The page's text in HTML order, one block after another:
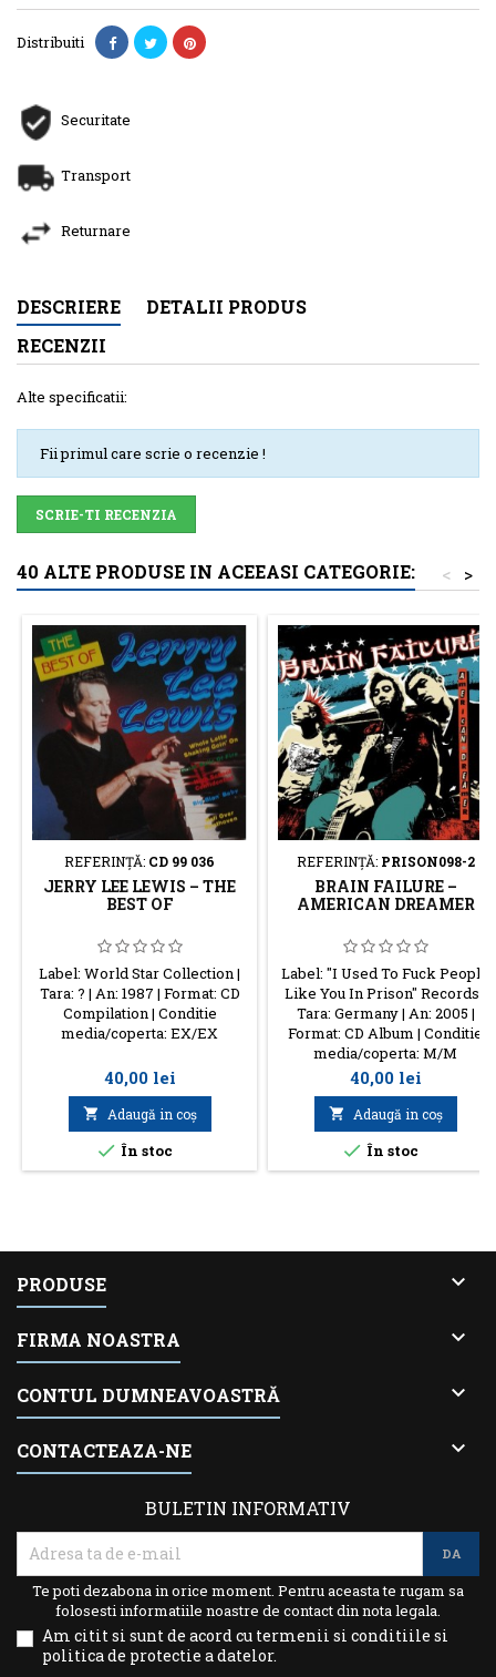
Distribuiti
Securitate
Transport
Returnare
DESCRIERE
DETALII PRODUS
RECENZII
Alte specificatii:
Fii primul care scrie o recenzie !
SCRIE-TI RECENZIA
40 ALTE PRODUSE IN ACEEASI CATEGORIE: >
<
REFERINŢĂ: CD 99 036
JERRY LEE LEWIS – THE
BEST OF
Label: World Star Collection |
Tara: ? | An: 1987 | Format: CD
Compilation | Conditie
media/coperta: EX/EX
Preţ
40,00 lei
 Adaugă in coş
 În stoc
REFERINŢĂ: PRISON098-2
BRAIN FAILURE –
AMERICAN DREAMER
Label: "I Used To Fuck People
Like You In Prison" Records |
Tara: Germany | An: 2005 |
Format: CD Album | Conditie
media/coperta: M/M
Preţ
40,00 lei
 Adaugă in coş
 În stoc
PRODUSE 
FIRMA NOASTRA 
CONTUL DUMNEAVOASTRĂ 
CONTACTEAZA-NE 
BULETIN INFORMATIV
Te poti dezabona in orice moment. Pentru aceasta te rugam sa
folosesti informatiile noastre de contact din nota legala.
Am citit si sunt de acord cu termenii si conditiile si
politica de protectie a datelor.